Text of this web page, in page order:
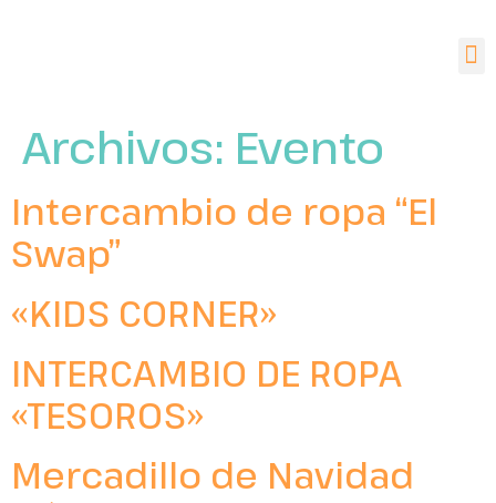
Archivos: Evento
Intercambio de ropa “El
Swap”
«KIDS CORNER»
INTERCAMBIO DE ROPA
«TESOROS»
Mercadillo de Navidad